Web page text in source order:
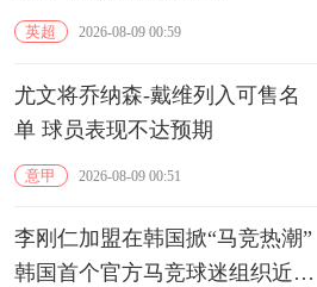
英超 2026-08-09 00:59
尤文将乔纳森-戴维列入可售名
单 球员表现不达预期
意甲 2026-08-09 00:51
李刚仁加盟在韩国掀“马竞热潮”
韩国首个官方马竞球迷组织近期